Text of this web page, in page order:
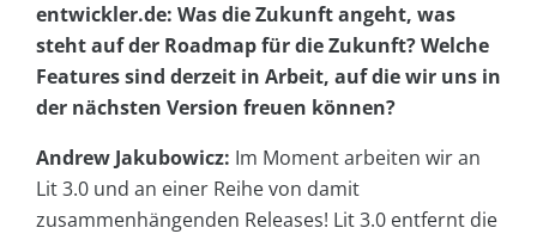
entwickler.de: Was die Zukunft angeht, was
steht auf der Roadmap für die Zukunft? Welche
Features sind derzeit in Arbeit, auf die wir uns in
der nächsten Version freuen können?
Andrew Jakubowicz: Im Moment arbeiten wir an
Lit 3.0 und an einer Reihe von damit
zusammenhängenden Releases! Lit 3.0 entfernt die